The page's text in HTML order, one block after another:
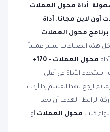
، أداة محول العملات
أون لاين مجانا، أداة
برنامج محول العملات،
هذه الصياغات تشير عملياً
محول العملات - 170+
استخدم الأداة في أعلى
ثم ارجع لهذا القسم إذا أردت
الرابط. الهدف أن يجد
كتب محول العملات أو